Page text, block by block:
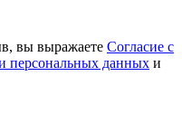
вы выражаете Согласие с
персональных данных и